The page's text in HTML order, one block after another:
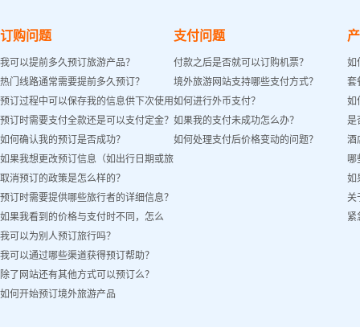
订购问题
我可以提前多久预订旅游产品？
热门线路通常需要提前多久预订？
预订过程中可以保存我的信息供下次使用
吗？
预订时需要支付全款还是可以支付定金？
如何确认我的预订是否成功？
如果我想更改预订信息（如出行日期或旅
客姓名）怎么办？
取消预订的政策是怎么样的？
预订时需要提供哪些旅行者的详细信息？
如果我看到的价格与支付时不同，怎么
办？
我可以为别人预订旅行吗？
我可以通过哪些渠道获得预订帮助？
除了网站还有其他方式可以预订么？
如何开始预订境外旅游产品
支付问题
付款之后是否就可以订购机票？
境外旅游网站支持哪些支付方式？
如何进行外币支付？
如果我的支付未成功怎么办？
如何处理支付后价格变动的问题？
如
套
如
是
酒
哪
如
关
紧